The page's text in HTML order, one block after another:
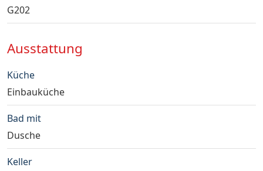
G202
Ausstattung
Küche
Einbauküche
Bad mit
Dusche
Keller